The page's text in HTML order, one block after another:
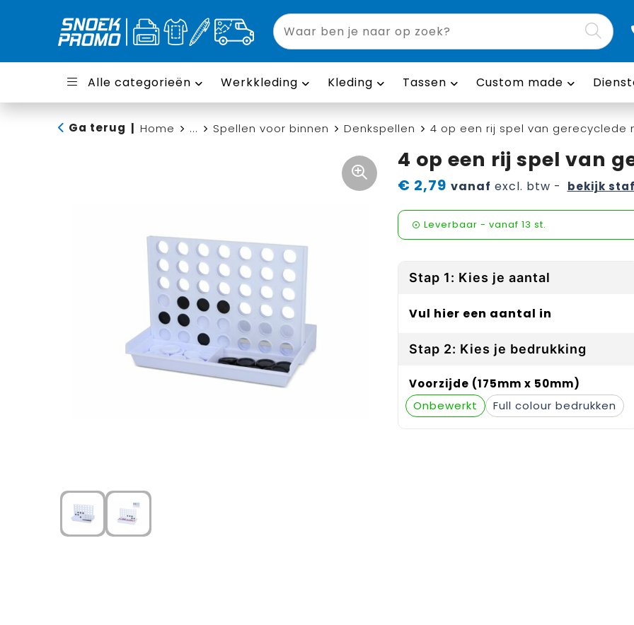
Alle categorieën Werkkleding Kleding Tassen Custom made
Ga terug Home ... Spellen voor binnen Denkspellen 4 op een rij spel van gerecyclede
4 op een rij spel van
€ 2,79 vanaf excl. btw - bekijk
Leverbaar - vanaf 13 st.
Stap 1: Kies je aantal
Vul hier een aantal in
Stap 2: Kies je bedrukking
Voorzijde (175mm x 50mm)
Onbewerkt
Full colour